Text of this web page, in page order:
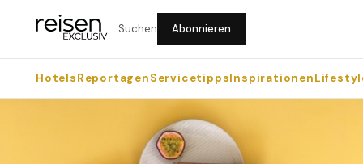
Suchen Abonnieren
HotelsReportagenServicetippsInspirationen